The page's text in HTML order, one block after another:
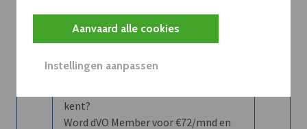
Aanvaard alle cookies
Instellingen aanpassen
Wilt u niet enkel de dVO community
kent?
Word dVO Member voor €72/mnd en